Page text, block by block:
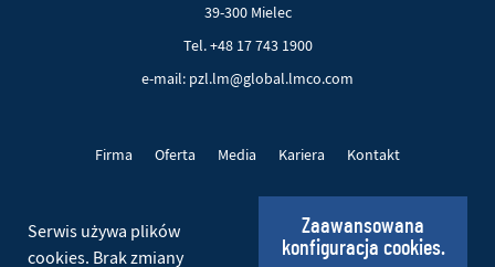
39-300 Mielec
Tel. +48 17 743 1900
e-mail: pzl.lm@global.lmco.com
Firma Oferta Media Kariera Kontakt
Social
Serwis używa plików
cookies. Brak zmiany
Zaawansowana
konfiguracja cookies.